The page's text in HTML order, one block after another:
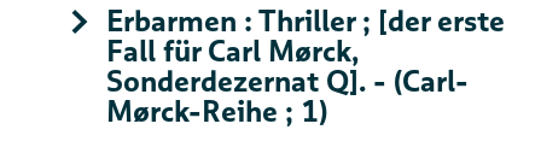
Erbarmen : Thriller ; [der erste
Fall für Carl Mørck,
Sonderdezernat Q]. - (Carl-
Mørck-Reihe ; 1)